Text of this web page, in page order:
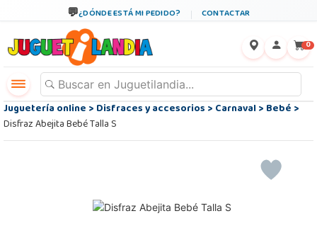
¿DÓNDE ESTÁ MI PEDIDO? CONTACTAR
0
Juguetería online>Disfraces y accesorios>Carnaval>Bebé>
Disfraz Abejita Bebé Talla S